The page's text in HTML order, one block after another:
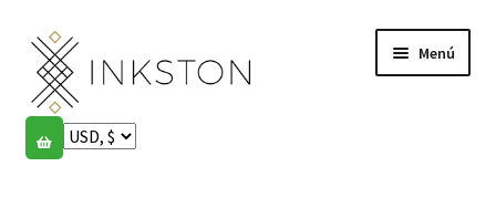
Ir
la
navegación
Ir
al
contenido
Menú
Tienda